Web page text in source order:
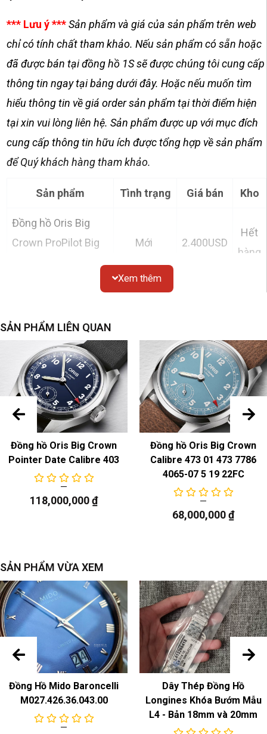
*** Lưu ý ***Sản phẩm và giá của sản phẩm trên web
chỉ có tính chất tham khảo. Nếu sản phẩm có sẵn hoặc
đã được bán tại đồng hồ 1S sẽ được chúng tôi cung cấp
thông tin ngay tại bảng dưới đây. Hoặc nếu muốn tìm
hiểu thông tin về giá order sản phẩm tại thời điểm hiện
tại xin vui lòng liên hệ. Sản phẩm được up với mục đích
cung cấp thông tin hữu ích được tổng hợp về sản phẩm
để Quý khách hàng tham khảo.
Sản phẩm Tình trạng Giá bán Kho
Đồng hồ Oris Big
Crown ProPilot Big
Mới 2.400USD
Hết
hàng
phiên bản khác được bổ xung thêm chức năng Day
date so với dòng sản phẩm
Oris Big Crown ProPilot Big
Datevà mặt đã to hơn tương đối. Chúng ta có thể chọn
mức size phù hợp với cổ tay của mình hoặc theo sở
thích. Sản phẩm gồm 1 số phân loại sau.
01 752 7760 4063-07 5 22 07LC:
Xem thêm
SẢN PHẨM LIÊN QUAN
Đồng hồ Oris Big Crown
Pointer Date Calibre 403
118,000,000₫
Đồng hồ Oris Big Crown
Calibre 473 01 473 7786
4065-07 5 19 22FC
68,000,000₫
SẢN PHẨM VỪA XEM
Đồng Hồ Mido Baroncelli
M027.426.36.043.00
Dây Thép Đồng Hồ
Longines Khóa Bướm Mẫu
L4 - Bản 18mm và 20mm